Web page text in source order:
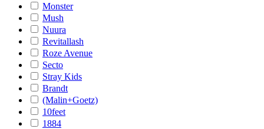
Monster
Mush
Nuura
Revitallash
Roze Avenue
Secto
Stray Kids
Brandt
(Malin+Goetz)
10feet
1884